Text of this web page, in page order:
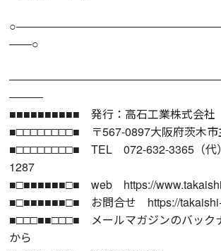
――○
―――
■■■■■■■■■■ 発行：高石工業株式会社
■□□□□□□□□■ 〒567-0897大阪府茨木市
■□□□□□□□□■ TEL 072-632-3365（代
1287
■□■■■■■■□■ web https://
■□■■■■■■□■ お問合せ https://takaishi-
■□□□■■□□□■ メールマガジンのバック
から